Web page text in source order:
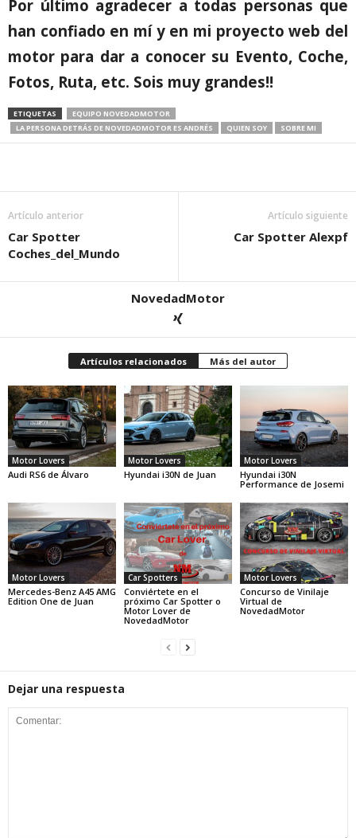
Por último agradecer a todas personas que
han confiado en mí y en mi proyecto web del
motor para dar a conocer su Evento, Coche,
Fotos, Ruta, etc. Sois muy grandes!!
ETIQUETAS
EQUIPO NOVEDADMOTOR
LA PERSONA DETRÁS DE NOVEDADMOTOR ES ANDRÉS
QUIEN SOY SOBRE MI
Artículo anterior
Car Spotter
Coches_del_Mundo
Artículo siguiente
Car Spotter Alexpf
NovedadMotor
Artículos relacionados Más del autor
Motor Lovers
Audi RS6 de Álvaro
Motor Lovers
Hyundai i30N de Juan
Motor Lovers
Hyundai i30N
Performance de Josemi
Motor Lovers
Mercedes-Benz A45 AMG
Edition One de Juan
Car Spotters
Conviértete en el
próximo Car Spotter o
Motor Lover de
NovedadMotor
Motor Lovers
Concurso de Vinilaje
Virtual de
NovedadMotor
Dejar una respuesta